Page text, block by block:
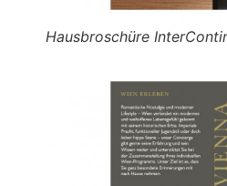
Hausbroschüre